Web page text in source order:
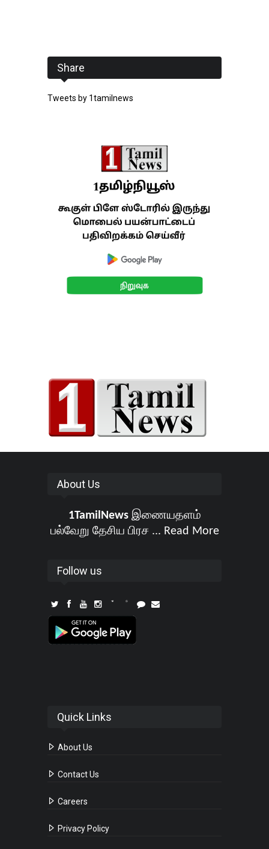
Share
Tweets by 1tamilnews
About Us
1TamilNewsஇணையதளம்
பல்வேறு தேசிய பிரச ... Read More
Follow us
Quick Links
About Us
Contact Us
Careers
Privacy Policy